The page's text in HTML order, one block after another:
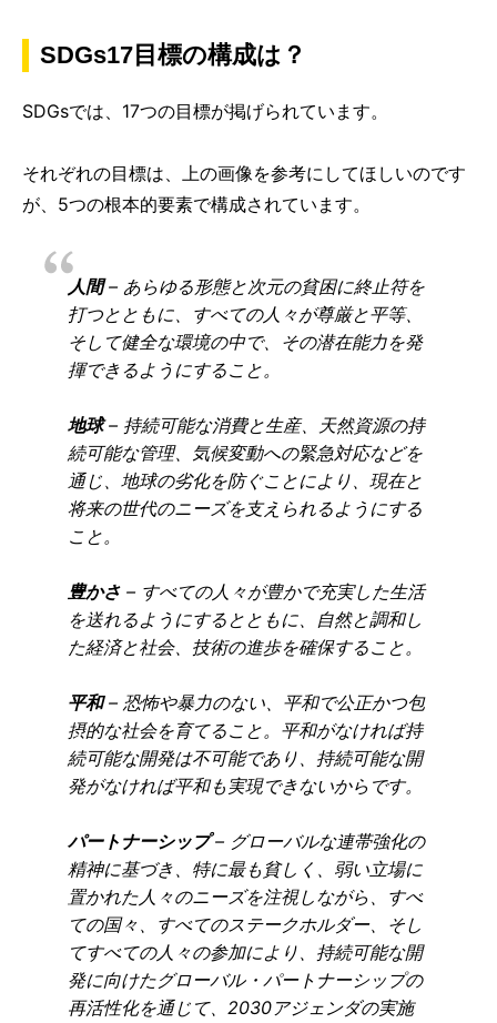
SDGs17目標の構成は？
SDGsでは、17つの目標が掲げられています。
それぞれの目標は、上の画像を参考にしてほしいのです
が、5つの根本的要素で構成されています。
人間– あらゆる形態と次元の貧困に終止符を
打つとともに、すべての人々が尊厳と平等、
そして健全な環境の中で、その潜在能力を発
揮できるようにすること。
地球– 持続可能な消費と生産、天然資源の持
続可能な管理、気候変動への緊急対応などを
通じ、地球の劣化を防ぐことにより、現在と
将来の世代のニーズを支えられるようにする
こと。
豊かさ– すべての人々が豊かで充実した生活
を送れるようにするとともに、自然と調和し
た経済と社会、技術の進歩を確保すること。
平和– 恐怖や暴力のない、平和で公正かつ包
摂的な社会を育てること。平和がなければ持
続可能な開発は不可能であり、持続可能な開
発がなければ平和も実現できないからです。
パートナーシップ– グローバルな連帯強化の
精神に基づき、特に最も貧しく、弱い立場に
置かれた人々のニーズを注視しながら、すべ
ての国々、すべてのステークホルダー、そし
てすべての人々の参加により、持続可能な開
発に向けたグローバル・パートナーシップの
再活性化を通じて、2030アジェンダの実施